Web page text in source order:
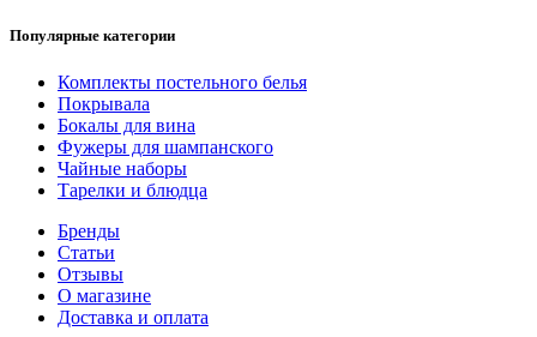
Популярные категории
Комплекты постельного белья
Покрывала
Бокалы для вина
Фужеры для шампанского
Чайные наборы
Тарелки и блюдца
Бренды
Статьи
Отзывы
О магазине
Доставка и оплата